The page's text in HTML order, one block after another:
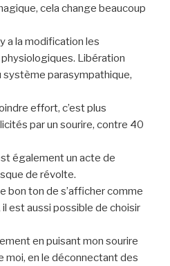
cela change beaucoup
a la modification les
Libération
système parasympathique,
effort, c’est plus
par un sourire, contre 40
également un acte de
de révolte.
bon ton de s’afficher comme
est aussi possible de choisir
en puisant mon sourire
moi, en le déconnectant des